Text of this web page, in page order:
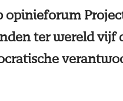
opinieforum
ter wereld vijf